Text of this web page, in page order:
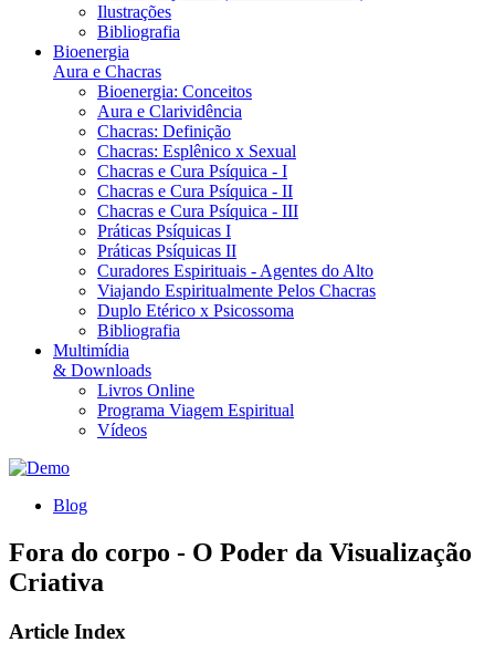
Ilustrações
Bibliografia
Bioenergia
Aura e Chacras
Bioenergia: Conceitos
Aura e Clarividência
Chacras: Definição
Chacras: Esplênico x Sexual
Chacras e Cura Psíquica - I
Chacras e Cura Psíquica - II
Chacras e Cura Psíquica - III
Práticas Psíquicas I
Práticas Psíquicas II
Curadores Espirituais - Agentes do Alto
Viajando Espiritualmente Pelos Chacras
Duplo Etérico x Psicossoma
Bibliografia
Multimídia
& Downloads
Livros Online
Programa Viagem Espiritual
Vídeos
Blog
Fora do corpo - O Poder da Visualização
Criativa
Article Index